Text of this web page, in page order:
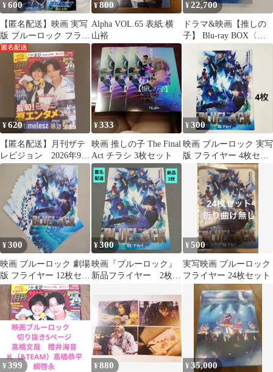
¥600
【匿名配送】映画 実写
版 ブルーロック フライ
ヤー 10枚 + おまけ2枚
¥800
Alpha VOL.65 表紙:横
山裕
¥22,700
ドラマ&映画【推しの
子】 Blu-ray BOX〈初
¥620
【匿名配送】月刊ザテ
レビジョン 2026年9月
号 首都圏版 7/28→8/31
¥333
映画 推しの子 The Final
Act チラシ 3枚セット
¥300
映画 ブルーロック 実写
版 フライヤー 4枚セッ
ト 高橋文哉 櫻井海音
¥300
映画 ブルーロック 劇場
版 フライヤー 12枚セッ
ト
¥300
映画『ブルーロック』
新品フライヤー 2枚セ
ズ：B5
¥500
実写映画 ブルーロック
フライヤー 24枚セット
¥ 399 ¥880 ¥35,000